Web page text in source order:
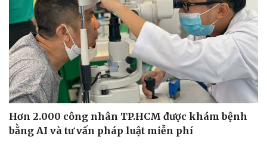
Doanh nghiệp
Thông tin doanh nghiệp
Doanh nghiệp 24h
Doanh nhân
Công nghệ
Sành điệu
Tin Công nghệ
Trải nghiệm
Hơn 2.000 công nhân TP.HCM được khám bệnh
bằng AI và tư vấn pháp luật miễn phí